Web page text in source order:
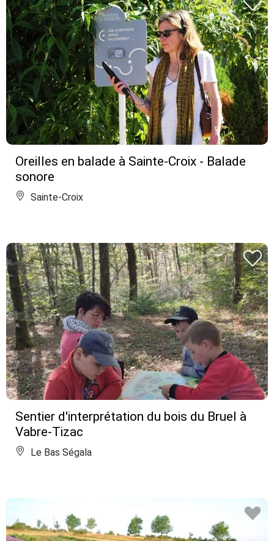
Oreilles en balade à Sainte-Croix - Balade
sonore
Sainte-Croix
Sentier d'interprétation du bois du Bruel à
Vabre-Tizac
Le Bas Ségala